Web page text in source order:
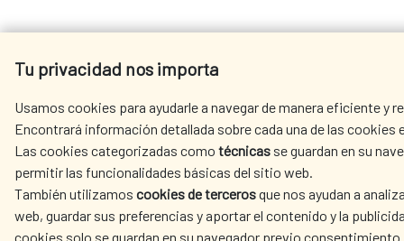
Tu privacidad nos importa
Usamos cookies para ayudarle a navegar de manera eficiente y
Encontrará información detallada sobre cada una de las cookies
Las cookies categorizadas como técnicas se guardan en su
permitir las funcionalidades básicas del sitio web.
También utilizamos cookies de tercerosque nos ayudan a
web, guardar sus preferencias y aportar el contenido y la
cookies solo se guardan en su navegador previo